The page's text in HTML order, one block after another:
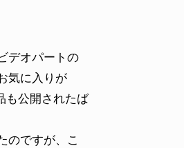
デオパートの
気に入りが
も公開されたば
のですが、こ